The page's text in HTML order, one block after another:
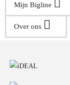
Mijn Bigline
Over ons